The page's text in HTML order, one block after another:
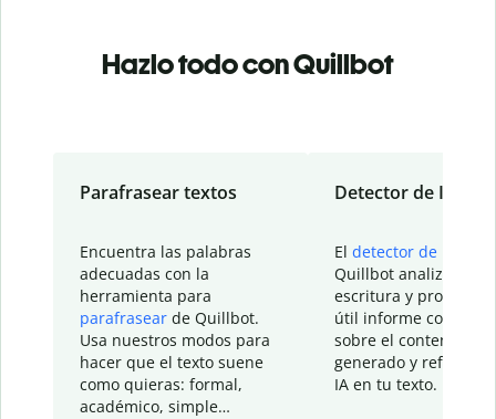
Hazlo todo con Quillbot
Parafrasear textos
Encuentra las palabras
adecuadas con la
herramienta para
parafrasear de Quillbot.
Usa nuestros modos para
hacer que el texto suene
como quieras: formal,
académico, simple…
Detector de IA
El detector de IA
Quillbot analiza tu
escritura y
útil informe con
sobre el contenido
generado y refinado
IA en tu texto.